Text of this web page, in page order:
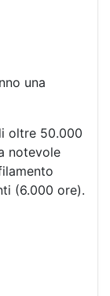
una
oltre 50.000
notevole
(6.000 ore).